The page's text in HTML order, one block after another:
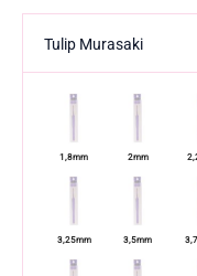
Tulip Murasaki